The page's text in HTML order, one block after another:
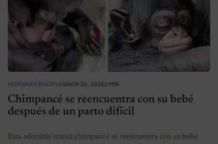
HISTORIAS EMOTIVASNOV 22, 20222 MIN
Chimpancé se reencuentra con su bebé
después de un parto difícil
Esta adorable mamá chimpancé se reencuentra con su bebé